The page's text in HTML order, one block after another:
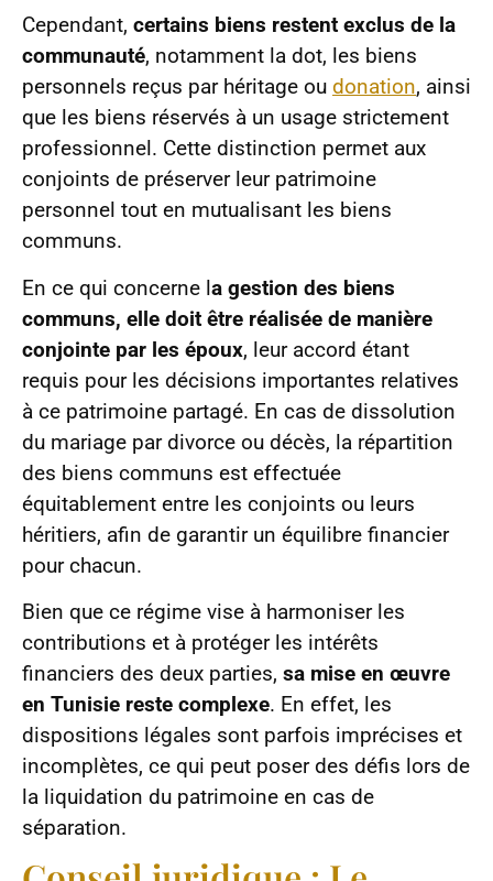
Cependant, certains biens restent exclus de la
communauté, notamment la dot, les biens
personnels reçus par héritage ou donation, ainsi
que les biens réservés à un usage strictement
professionnel. Cette distinction permet aux
conjoints de préserver leur patrimoine
personnel tout en mutualisant les biens
communs.
En ce qui concerne la gestion des biens
communs, elle doit être réalisée de manière
conjointe par les époux, leur accord étant
requis pour les décisions importantes relatives
à ce patrimoine partagé. En cas de dissolution
du mariage par divorce ou décès, la répartition
des biens communs est effectuée
équitablement entre les conjoints ou leurs
héritiers, afin de garantir un équilibre financier
pour chacun.
Bien que ce régime vise à harmoniser les
contributions et à protéger les intérêts
financiers des deux parties, sa mise en œuvre
en Tunisie reste complexe. En effet, les
dispositions légales sont parfois imprécises et
incomplètes, ce qui peut poser des défis lors de
la liquidation du patrimoine en cas de
séparation.